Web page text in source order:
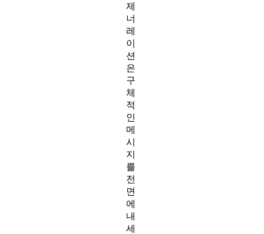
제
너
레
이
션
은
구
체
적
인
메
시
지
를
전
면
에
내
세